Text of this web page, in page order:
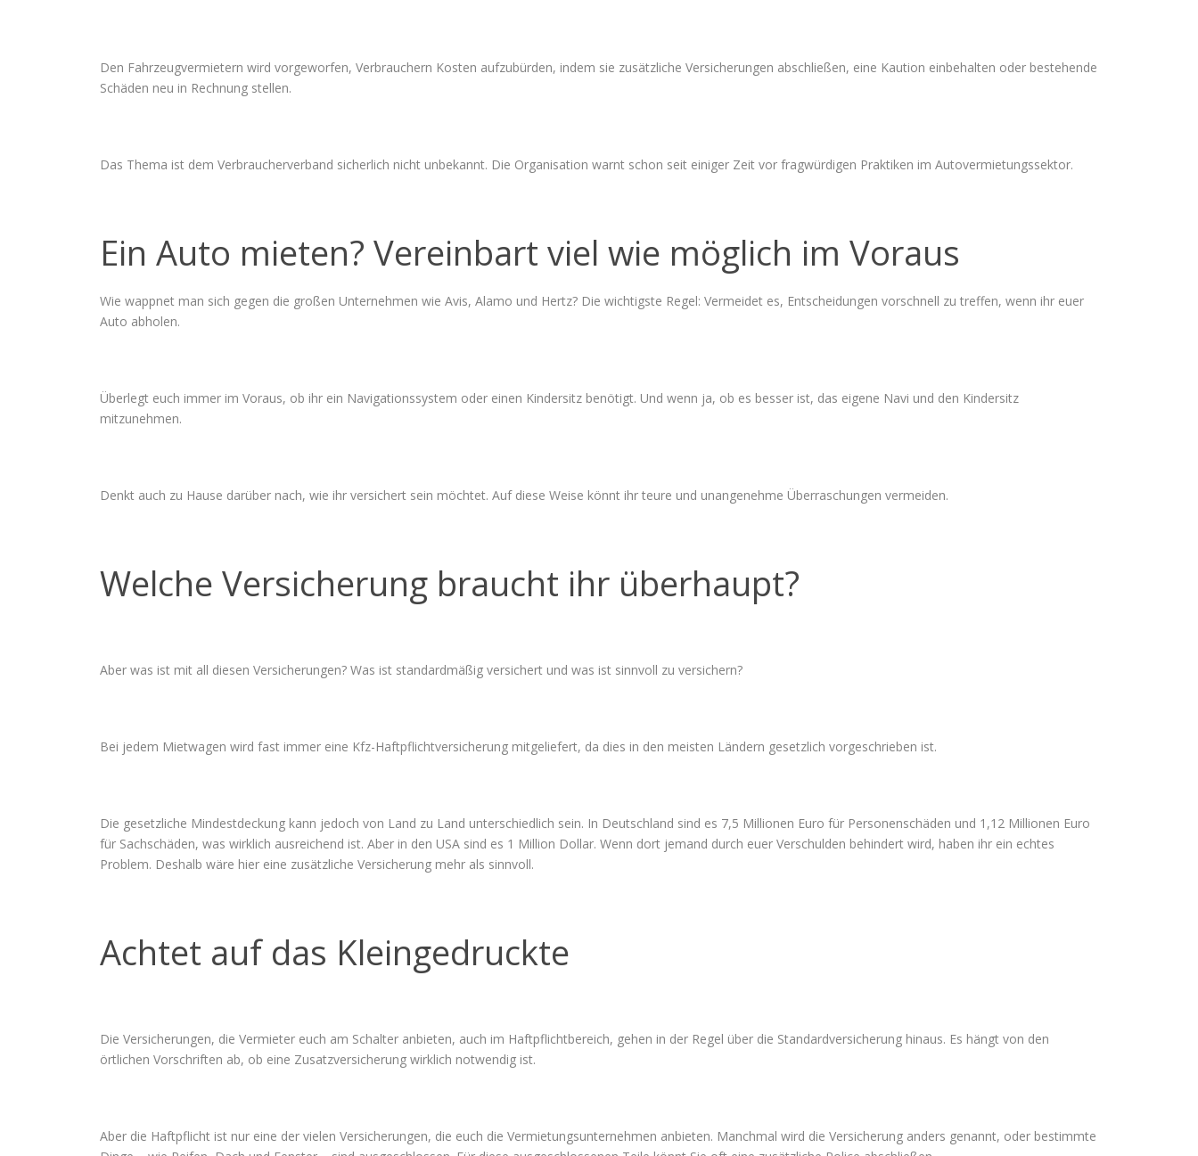
Den Fahrzeugvermietern wird vorgeworfen, Verbrauchern Kosten aufzubürden, indem sie zusätzliche Versicherungen abschließen, eine Kaution einbehalten oder bestehende
Schäden neu in Rechnung stellen.
Das Thema ist dem Verbraucherverband sicherlich nicht unbekannt. Die Organisation warnt schon seit einiger Zeit vor fragwürdigen Praktiken im Autovermietungssektor.
Ein Auto mieten? Vereinbart viel wie möglich im Voraus
Wie wappnet man sich gegen die großen Unternehmen wie Avis, Alamo und Hertz? Die wichtigste Regel: Vermeidet es, Entscheidungen vorschnell zu treffen, wenn ihr euer
Auto abholen.
Überlegt euch immer im Voraus, ob ihr ein Navigationssystem oder einen Kindersitz benötigt. Und wenn ja, ob es besser ist, das eigene Navi und den Kindersitz
mitzunehmen.
Denkt auch zu Hause darüber nach, wie ihr versichert sein möchtet. Auf diese Weise könnt ihr teure und unangenehme Überraschungen vermeiden.
Welche Versicherung braucht ihr überhaupt?
Aber was ist mit all diesen Versicherungen? Was ist standardmäßig versichert und was ist sinnvoll zu versichern?
Bei jedem Mietwagen wird fast immer eine Kfz-Haftpflichtversicherung mitgeliefert, da dies in den meisten Ländern gesetzlich vorgeschrieben ist.
Die gesetzliche Mindestdeckung kann jedoch von Land zu Land unterschiedlich sein. In Deutschland sind es 7,5 Millionen Euro für Personenschäden und 1,12 Millionen Euro
für Sachschäden, was wirklich ausreichend ist. Aber in den USA sind es 1 Million Dollar. Wenn dort jemand durch euer Verschulden behindert wird, haben ihr ein echtes
Problem. Deshalb wäre hier eine zusätzliche Versicherung mehr als sinnvoll.
Achtet auf das Kleingedruckte
Die Versicherungen, die Vermieter euch am Schalter anbieten, auch im Haftpflichtbereich, gehen in der Regel über die Standardversicherung hinaus. Es hängt von den
örtlichen Vorschriften ab, ob eine Zusatzversicherung wirklich notwendig ist.
Aber die Haftpflicht ist nur eine der vielen Versicherungen, die euch die Vermietungsunternehmen anbieten. Manchmal wird die Versicherung anders genannt, oder bestimmte